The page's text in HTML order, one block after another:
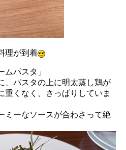
理が到着
ムパスタ」
、パスタの上に明太蒸し鶏が
重くなく、さっぱりしていま
ミーなソースが合わさって絶